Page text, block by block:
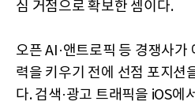
심 거점으로 확보한 셈이다.
오픈 AI·앤트로픽 등 경쟁사가
력을 키우기 전에 선점 포지션
다. 검색·광고 트래픽을 iOS에